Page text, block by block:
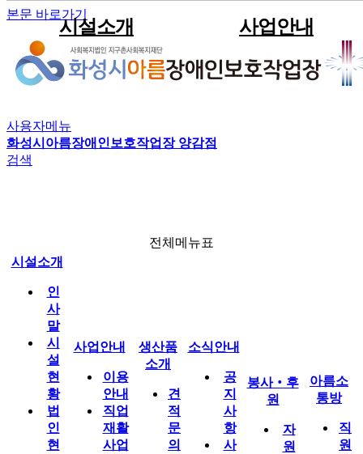
본문 바로가기
사용자메뉴
화성시아름장애인보호작업장 양감점
검색
시설소개
인사말
법인현황
조직현황
사업안내
이용안내
견적문의
판매용박스
공지사항
동영상게시판
봉사‧후원
자원봉사안내
아름소통방
직원게시판
전체메뉴표
시설소개
인
사
말
시
설
현
황
법
인
현
사업안내
이용
안내
직업
재활
사업
생산품
소개
견
적
문
의
소식안내
공
지
사
항
사
봉사‧후
원
자
원
아름소
통방
직
원